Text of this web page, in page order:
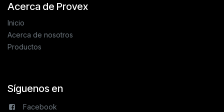
Acerca de Provex
Inicio
Acerca de nosotros
Productos
Síguenos en
Facebook